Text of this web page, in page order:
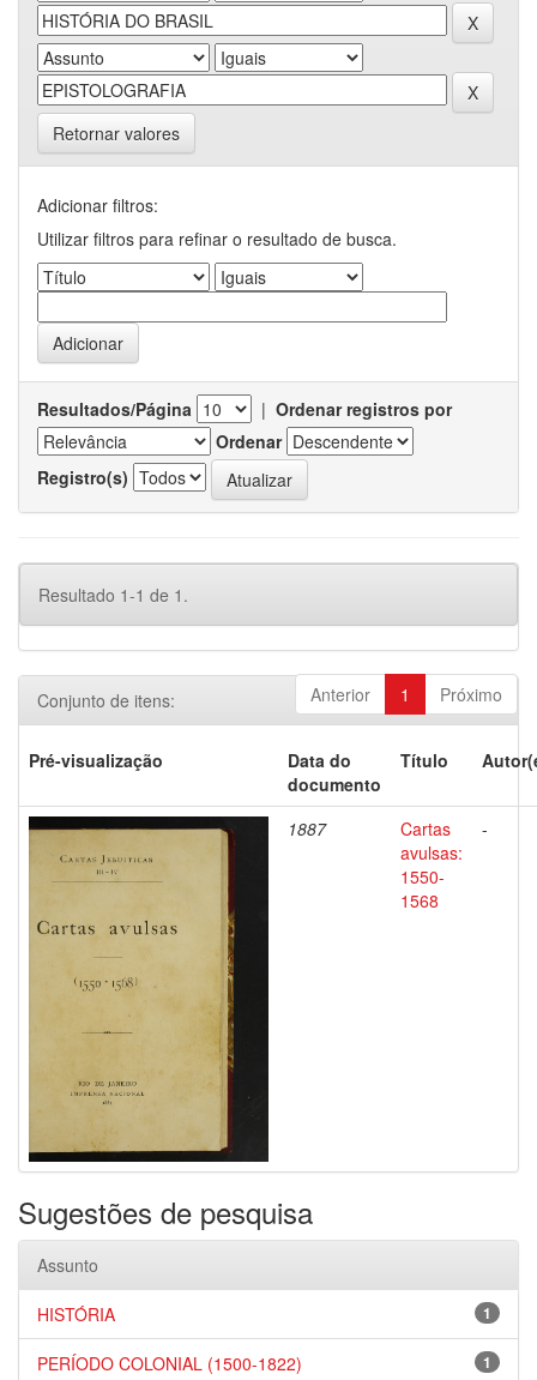
Retornar valores
Adicionar filtros:
Utilizar filtros para refinar o resultado de busca.
Resultados/Página | Ordenar registros por
Ordenar
Registro(s)
Resultado 1-1 de 1.
Anterior 1 Próximo
Conjunto de itens:
Pré-visualização
Data do
documento
Título
1887
Cartas
avulsas:
1550-
1568
-
Sugestões de pesquisa
Assunto
1
HISTÓRIA
1
PERÍODO COLONIAL (1500-1822)